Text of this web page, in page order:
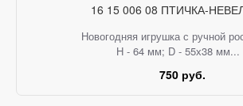
16 15 006 08 ПТИЧКА-
Новогодняя игрушка с ручной
H - 64 мм; D - 55х38 мм...
750 руб.